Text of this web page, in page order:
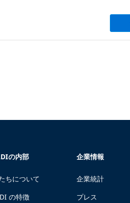
の内部
ちについて
の特徴
企業情報
企業統計
プレス